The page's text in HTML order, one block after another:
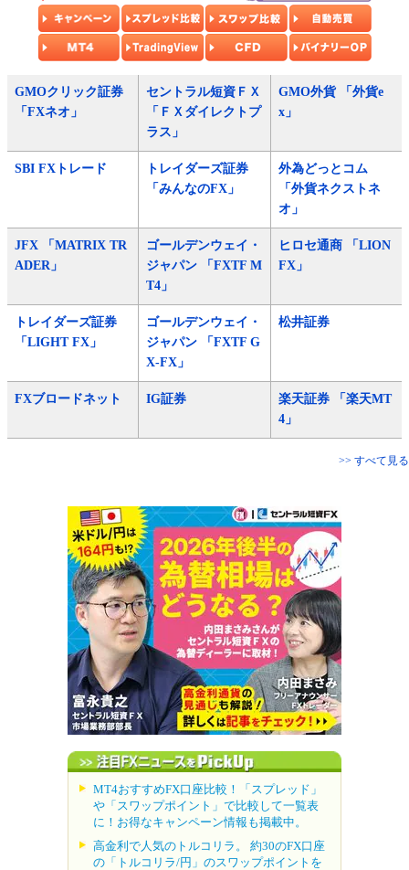
GMOクリック証券
「FXネオ」
セントラル短資ＦＸ
「ＦＸダイレクトプ
ラス」
GMO外貨 「外貨e
x」
SBI FXトレード
トレイダーズ証券
「みんなのFX」
外為どっとコム
「外貨ネクストネ
オ」
JFX 「MATRIX TR
ADER」
ゴールデンウェイ・
ジャパン 「FXTF M
T4」
ヒロセ通商 「LION
FX」
トレイダーズ証券
「LIGHT FX」
ゴールデンウェイ・
ジャパン 「FXTF G
X-FX」
松井証券
FXブロードネット IG証券
楽天証券 「楽天MT
4」
>> すべて見る
MT4おすすめFX口座比較！「スプレッド」
や「スワップポイント」で比較して一覧表
に！お得なキャンペーン情報も掲載中。
高金利で人気のトルコリラ。 約30のFX口座
の「トルコリラ/円」のスワップポイントを